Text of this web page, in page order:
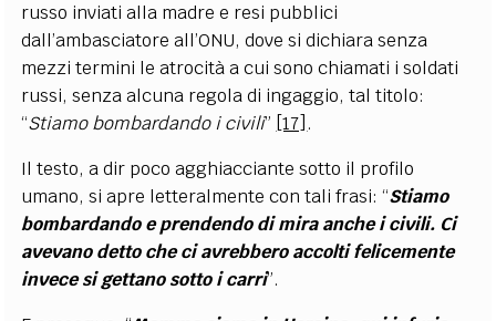
russo inviati alla madre e resi pubblici
dall’ambasciatore all’ONU, dove si dichiara senza
mezzi termini le atrocità a cui sono chiamati i soldati
russi, senza alcuna regola di ingaggio, tal titolo:
“Stiamo bombardando i civili” [17] .
Il testo, a dir poco agghiacciante sotto il profilo
umano, si apre letteralmente con tali frasi: “Stiamo
bombardando e prendendo di mira anche i civili. Ci
avevano detto che ci avrebbero accolti felicemente
invece si gettano sotto i carri”.